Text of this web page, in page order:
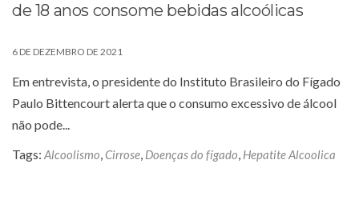
de 18 anos consome bebidas alcoólicas
6 DE DEZEMBRO DE 2021
Em entrevista, o presidente do Instituto Brasileiro do Fígado
Paulo Bittencourt alerta que o consumo excessivo de álcool
não pode...
Tags: Alcoolismo,Cirrose, Doenças do fígado, Hepatite Alcoolica